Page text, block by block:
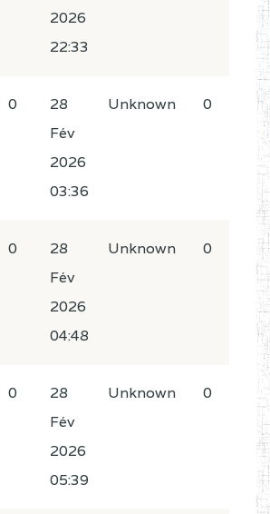
2026
22:33
0
28
Fév
2026
03:36
Unknown 0
0
28
Fév
2026
04:48
Unknown 0
0
28
Fév
2026
05:39
Unknown 0